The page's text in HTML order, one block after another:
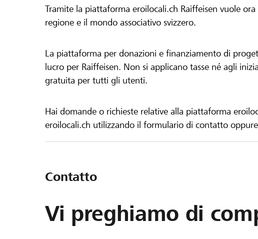
Tramite la piattaforma eroilocali.ch Raiffeisen vuole
regione e il mondo associativo svizzero.
La piattaforma per donazioni e finanziamento di
lucro per Raiffeisen. Non si applicano tasse né agli
gratuita per tutti gli utenti.
Hai domande o richieste relative alla piattaforma
eroilocali.ch utilizzando il formulario di contatto
Contatto
Vi preghiamo di